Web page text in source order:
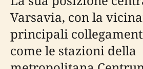
Varsavia, con la
principali
come le stazioni della